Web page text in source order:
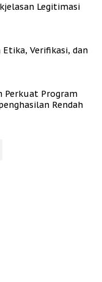
Legitimasi
Verifikasi, dan
Perkuat Program
Rendah